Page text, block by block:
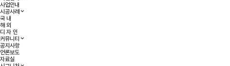
사업안내
시공사례
국 내
해 외
디 자 인
커뮤니티
공지사항
언론보도
자료실